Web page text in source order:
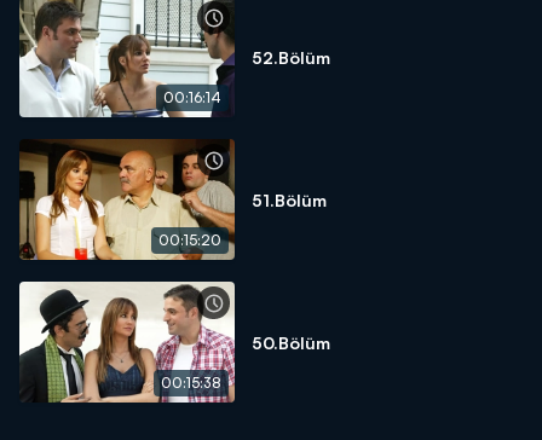
00:16:14
52.Bölüm
00:15:20
51.Bölüm
00:15:38
50.Bölüm